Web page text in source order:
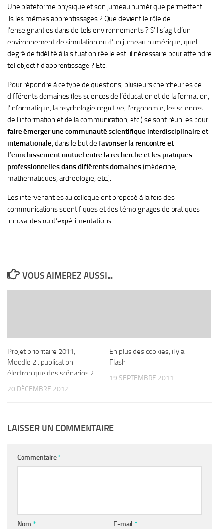
Une plateforme physique et son jumeau numérique permettent-
ils les mêmes apprentissages ? Que devient le rôle de
l’enseignant·es dans de tels environnements ? S’il s’agit d’un
environnement de simulation ou d’un jumeau numérique, quel
degré de fidélité à la situation réelle est-il nécessaire pour atteindre
tel objectif d’apprentissage ? Etc.
Pour répondre à ce type de questions, plusieurs chercheur·es de
différents domaines (les sciences de l’éducation et de la formation,
l’informatique, la psychologie cognitive, l’ergonomie, les sciences
de l’information et de la communication, etc.) se sont réuni·es pour
faire émerger une communauté scientifique interdisciplinaire et
internationale, dans le but de favoriser la rencontre et
l’enrichissement mutuel entre la recherche et les pratiques
professionnelles dans différents domaines(médecine,
mathématiques, archéologie, etc.).
Les intervenant·es au colloque ont proposé à la fois des
communications scientifiques et des témoignages de pratiques
innovantes ou d’expérimentations.
VOUS AIMEREZ AUSSI...
Projet prioritaire 2011,
Moodle 2 : publication
électronique des scénarios 2
20 DÉCEMBRE 2012
En plus des cookies, il y a
Flash
19 SEPTEMBRE 2011
LAISSER UN COMMENTAIRE
Commentaire*
Nom * E-mail *